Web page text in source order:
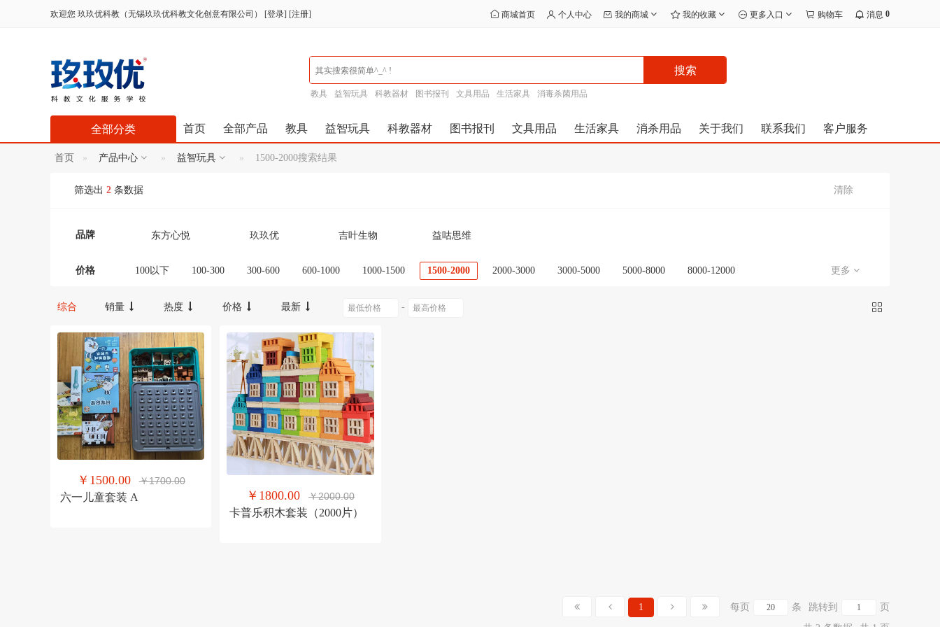
欢迎您 玖玖优科教（无锡玖玖优科教文化创意有限公司） [登录] [注册] 商城首页 个人中心 我的商城 我的收藏 更多入口 购物车 消息 0
搜索
教具 益智玩具 科教器材 图书报刊 文具用品 生活家具 消毒杀菌用品
首页 全部产品 教具 益智玩具 科教器材 图书报刊 文具用品 生活家具 消杀用品 关于我们 联系我们 客户服务
全部分类
首页 产品中心 益智玩具 1500-2000搜索结果
筛选出 2 条数据 清除
品牌 东方心悦 玖玖优 吉叶生物 益咕思维
价格 100以下 100-300 300-600 600-1000 1000-1500 1500-2000 2000-3000 3000-5000 5000-8000 8000-12000 更多
综合 销量 热度 价格 最新 -
￥1500.00 ￥1700.00
六一儿童套装 A ￥1800.00 ￥2000.00
卡普乐积木套装（2000片）
1 每页 条 跳转到
页